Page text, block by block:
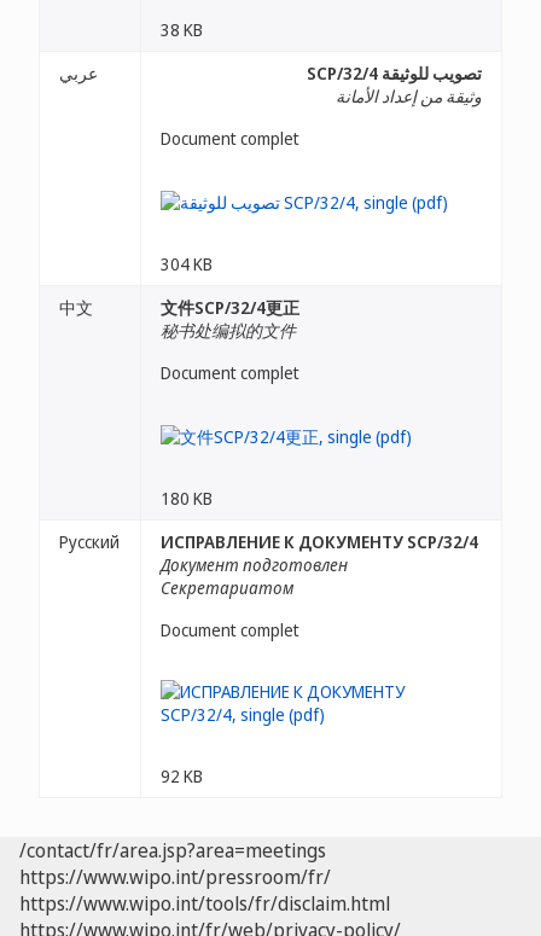
38 KB
عربي
تصويب للوثيقة SCP/32/4
وثيقة من إعداد الأمانة
Document complet
304 KB
中文
文件SCP/32/4更正
秘书处编拟的文件
Document complet
180 KB
Русский
ИСПРАВЛЕНИЕ К ДОКУМЕНТУ SCP/32/4
Документ подготовлен
Секретариатом
Document complet
92 KB
/contact/fr/area.jsp?area=meetings
https://www.wipo.int/pressroom/fr/
https://www.wipo.int/tools/fr/disclaim.html
https://www.wipo.int/fr/web/privacy-policy/